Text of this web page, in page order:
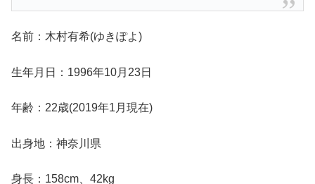
名前：木村有希(ゆきぽよ)
生年月日：1996年10月23日
年齢：22歳(2019年1月現在)
出身地：神奈川県
身長：158cm、42kg